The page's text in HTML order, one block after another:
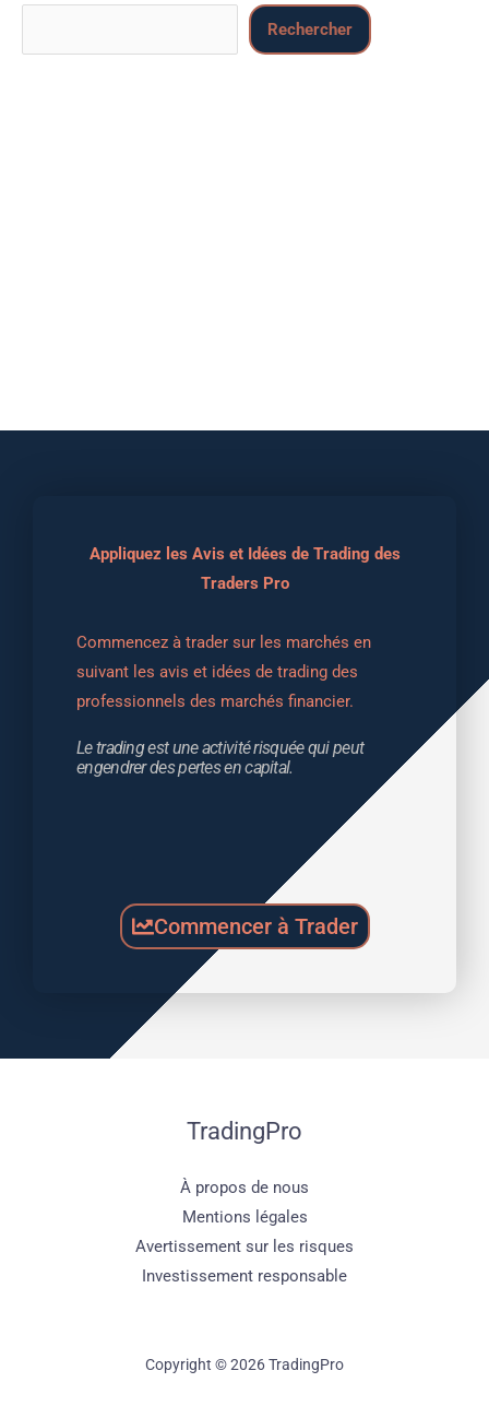
Rechercher
Appliquez les Avis et Idées de Trading des
Traders Pro
Commencez à trader sur les marchés en
suivant les avis et idées de trading des
professionnels des marchés financier.
Le trading est une activité risquée qui peut
engendrer des pertes en capital.
Commencer à Trader
TradingPro
À propos de nous
Mentions légales
Avertissement sur les risques
Investissement responsable
Copyright © 2026 TradingPro